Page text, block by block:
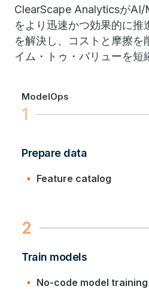
ClearScape AnalyticsがAI/
をより迅速かつ効果的に推
を解決し、コストと摩擦を
イム・トゥ・バリューを短
ModelOps
1
Prepare data
Feature catalog
2
Train models
No-code model